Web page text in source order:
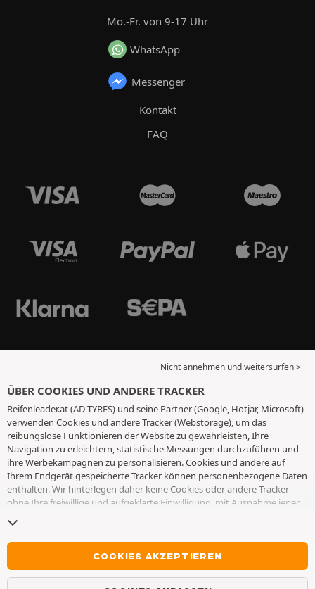
Mo.-Fr. von 9-17 Uhr
WhatsApp
Messenger
Kontakt
FAQ
Nicht annehmen und weitersurfen >
ÜBER COOKIES UND ANDERE TRACKER
Reifenleader.at (AD TYRES) und seine Partner (Google, Hotjar, Microsoft)
verwenden Cookies und andere Tracker (Webstorage), um das
reibungslose Funktionieren der Website zu gewährleisten, Ihre
Navigation zu erleichtern, statistische Messungen durchzuführen und
ihre Werbekampagnen zu personalisieren. Cookies und andere auf
Ihrem Endgerät gespeicherte Tracker können personenbezogene Daten
enthalten. Wir hinterlegen daher keine Cookies oder andere Tracker
ohne Ihre freiwillige und aufgeklärte Einwilligung, mit Ausnahme jener,
Auswahl für einen Zeitraum von 6 Monaten. Sie können Ihre
Einwilligung jederzeit widerrufen, indem Sie die WebseiteCookies und
besuchen. Sie haben die Möglichkeit, Ihre Navigation
fortzusetzen, ohne die Hinterlegung von Cookies oder anderen
Trackern zu akzeptieren. Die Ablehnung hat keinen Einfluss auf Ihren
COOKIES AKZEPTIEREN